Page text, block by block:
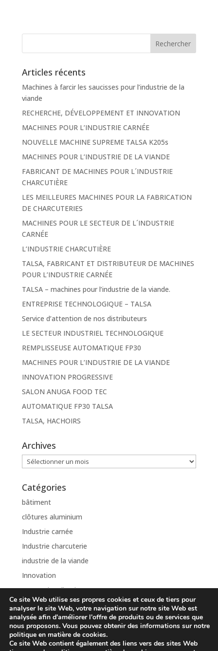
Articles récents
Machines à farcir les saucisses pour l’industrie de la
viande
RECHERCHE, DÉVELOPPEMENT ET INNOVATION
MACHINES POUR L’INDUSTRIE CARNÉE
NOUVELLE MACHINE SUPREME TALSA K205s
MACHINES POUR L’INDUSTRIE DE LA VIANDE
FABRICANT DE MACHINES POUR L´INDUSTRIE
CHARCUTIÈRE
LES MEILLEURES MACHINES POUR LA FABRICATION
DE CHARCUTERIES
MACHINES POUR LE SECTEUR DE L´INDUSTRIE
CARNÉE
L’INDUSTRIE CHARCUTIÈRE
TALSA, FABRICANT ET DISTRIBUTEUR DE MACHINES
POUR L’INDUSTRIE CARNÉE
TALSA – machines pour l’industrie de la viande.
ENTREPRISE TECHNOLOGIQUE – TALSA
Service d’attention de nos distributeurs
LE SECTEUR INDUSTRIEL TECHNOLOGIQUE
REMPLISSEUSE AUTOMATIQUE FP30
MACHINES POUR L’INDUSTRIE DE LA VIANDE
INNOVATION PROGRESSIVE
SALON ANUGA FOOD TEC
AUTOMATIQUE FP30 TALSA
TALSA, HACHOIRS
Archives
Archives
Catégories
bâtiment
clôtures aluminium
Industrie carnée
Industrie charcuterie
industrie de la viande
Innovation
Internationalisation
Non classé
Ce site Web utilise ses propres cookies et ceux de tiers pour
analyser le site Web, votre navigation sur notre site Web est
analysée afin d'améliorer l'offre de produits ou de services que
nous proposons. Vous pouvez obtenir des informations sur notre
politique en matière de cookies.
Ce site Web contient également des liens vers des sites Web